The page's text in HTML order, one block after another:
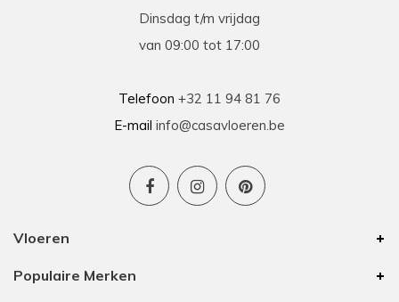
Dinsdag t/m vrijdag
van 09:00 tot 17:00
Telefoon +32 11 94 81 76
E-mail info@casavloeren.be
Vloeren
Populaire Merken